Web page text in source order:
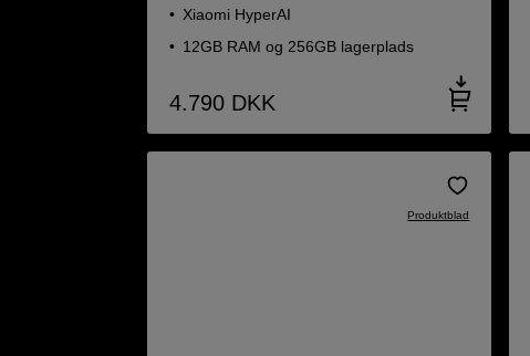
Xiaomi HyperAI
12GB RAM og 256GB lagerplads
4.790 DKK
Produktblad